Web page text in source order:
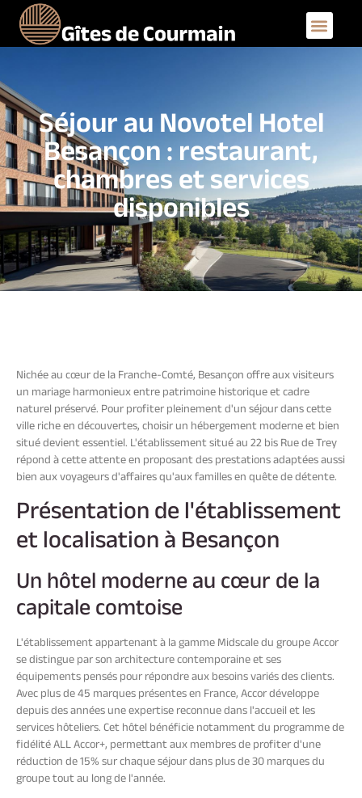
Séjour au Novotel Hotel
Besançon : restaurant,
chambres et services
disponibles
Nichée au cœur de la Franche-Comté, Besançon offre aux visiteurs
un mariage harmonieux entre patrimoine historique et cadre
naturel préservé. Pour profiter pleinement d'un séjour dans cette
ville riche en découvertes, choisir un hébergement moderne et bien
situé devient essentiel. L'établissement situé au 22 bis Rue de Trey
répond à cette attente en proposant des prestations adaptées aussi
bien aux voyageurs d'affaires qu'aux familles en quête de détente.
Présentation de l'établissement
et localisation à Besançon
Un hôtel moderne au cœur de la
capitale comtoise
L'établissement appartenant à la gamme Midscale du groupe Accor
se distingue par son architecture contemporaine et ses
équipements pensés pour répondre aux besoins variés des clients.
Avec plus de 45 marques présentes en France, Accor développe
depuis des années une expertise reconnue dans l'accueil et les
services hôteliers. Cet hôtel bénéficie notamment du programme de
fidélité ALL Accor+, permettant aux membres de profiter d'une
réduction de 15% sur chaque séjour dans plus de 30 marques du
groupe tout au long de l'année.